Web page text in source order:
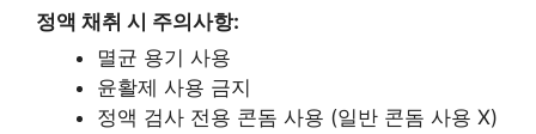
정액 채취 시 주의사항:
멸균 용기 사용
윤활제 사용 금지
정액 검사 전용 콘돔 사용 (일반 콘돔 사용 X)